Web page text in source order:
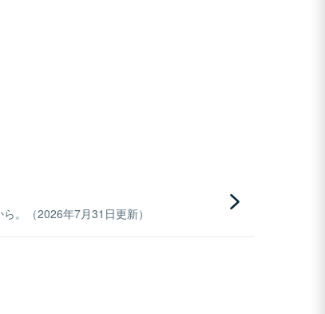
。（2026年7月31日更新）